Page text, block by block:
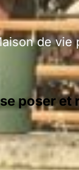
de vie
poser